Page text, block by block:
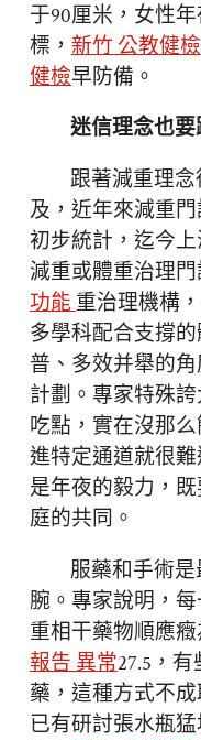
于90厘米，女性
標， 新竹 公教健檢
健檢早防備。
迷信理念也
跟著減重理
及，近年來減重
初步統計，迄今
減重或體重治理
功能重治理機構
多學科配合支撐
普、多效并舉的
計劃。專家特殊
吃點，實在沒那
進特定通道就很
是年夜的毅力，
庭的共同。
服藥和手術
腕。專家說明，
重相干藥物順應
報告 異常27.5，
藥，這種方式不
已有研討張水瓶